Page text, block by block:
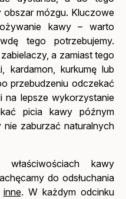
obszar mózgu. Kluczowe
kawy – warto
tego potrzebujemy.
a zamiast tego
kardamon, kurkumę lub
przebudzeniu odczekać
na lepsze wykorzystanie
picia kawy późnym
nie zaburzać naturalnych
kawy
do odsłuchania
inne. W każdym odcinku